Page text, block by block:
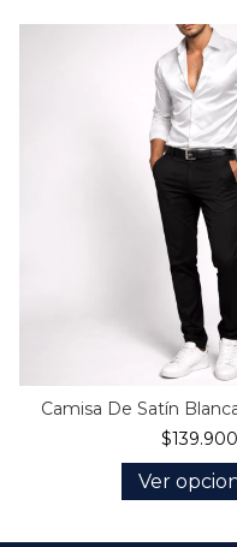
Camisa De Satín
$139.900
Ver